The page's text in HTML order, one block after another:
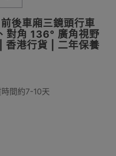
後車廂三鏡頭行車
對角 136° 廣角視野
香港行貨 | 二年保養
間約7-10天